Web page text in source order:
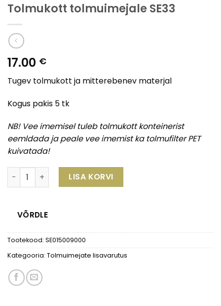
Tolmukott tolmuimejale SE33
17.00 €
Tugev tolmukott ja mitterebenev materjal
Kogus pakis 5 tk
NB! Vee imemisel tuleb tolmukott konteinerist
eemldada ja peale vee imemist ka tolmufilter PET
kuivatada!
Tolmukott tolmuimejale SE33 kogus
LISA KORVI
VÕRDLE
Tootekood: SE015009000
Kategooria: Tolmuimejate lisavarutus